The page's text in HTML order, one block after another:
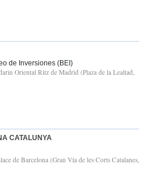
de Inversiones (BEI)
Oriental Ritz de Madrid (Plaza de la Lealtad,
CATALUNYA
de Barcelona (Gran Vía de les Corts Catalanes,